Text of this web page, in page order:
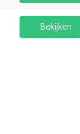
Bekijken